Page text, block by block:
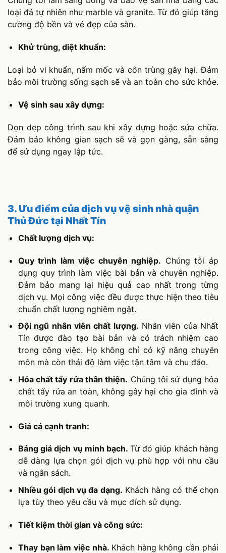
loại đá tự nhiên như marble và granite. Từ đó giúp tăng
cường độ bền và vẻ đẹp của sàn.
Khử trùng, diệt khuẩn:
Loại bỏ vi khuẩn, nấm mốc và côn trùng gây hại. Đảm
bảo môi trường sống sạch sẽ và an toàn cho sức khỏe.
Vệ sinh sau xây dựng:
Dọn dẹp công trình sau khi xây dựng hoặc sửa chữa.
Đảm bảo không gian sạch sẽ và gọn gàng, sẵn sàng
để sử dụng ngay lập tức.
3. Ưu điểm của dịch vụ vệ sinh nhà quận
Thủ Đức tại Nhất Tín
Chất lượng dịch vụ:
Quy trình làm việc chuyên nghiệp. Chúng tôi áp
dụng quy trình làm việc bài bản và chuyên nghiệp.
Đảm bảo mang lại hiệu quả cao nhất trong từng
dịch vụ. Mọi công việc đều được thực hiện theo tiêu
chuẩn chất lượng nghiêm ngặt.
Đội ngũ nhân viên chất lượng. Nhân viên của Nhất
Tín được đào tạo bài bản và có trách nhiệm cao
trong công việc. Họ không chỉ có kỹ năng chuyên
môn mà còn thái độ làm việc tận tâm và chu đáo.
Hóa chất tẩy rửa thân thiện. Chúng tôi sử dụng hóa
chất tẩy rửa an toàn, không gây hại cho gia đình và
môi trường xung quanh.
Giá cả cạnh tranh:
Bảng giá dịch vụ minh bạch. Từ đó giúp khách hàng
dễ dàng lựa chọn gói dịch vụ phù hợp với nhu cầu
và ngân sách.
Nhiều gói dịch vụ đa dạng. Khách hàng có thể chọn
lựa tùy theo yêu cầu và mục đích sử dụng.
Tiết kiệm thời gian và công sức:
Thay bạn làm việc nhà. Khách hàng không cần phải